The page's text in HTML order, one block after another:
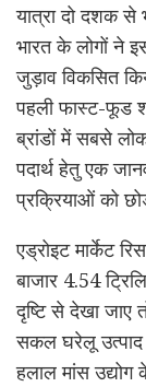
यात्रा दो दशक
भारत के लोगों ने
जुड़ाव विकसित
पहली फास्ट-
ब्रांडों में सबसे
पदार्थ हेतु एक
प्रक्रियाओं को
एड्रोइट मार्केट
बाजार 4.54
दृष्टि से देखा जाए
सकल घरेलू
हलाल मांस